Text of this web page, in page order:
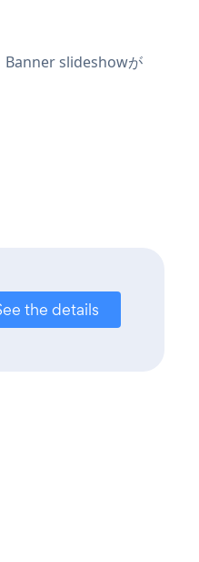
Banner slideshowが
the details